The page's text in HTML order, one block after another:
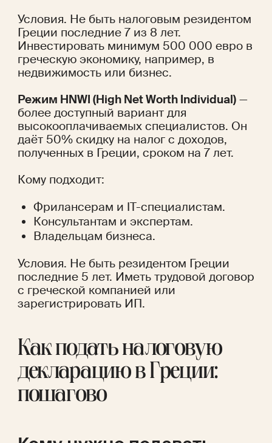
Условия. Не быть налоговым резидентом
Греции последние 7 из 8 лет.
Инвестировать минимум 500 000 евро в
греческую экономику, например, в
недвижимость или бизнес.
Режим HNWI (High Net Worth Individual) —
более доступный вариант для
высокооплачиваемых специалистов. Он
даёт 50% скидку на налог с доходов,
полученных в Греции, сроком на 7 лет.
Кому подходит:
Фрилансерам и IT-специалистам.
Консультантам и экспертам.
Владельцам бизнеса.
Условия. Не быть резидентом Греции
последние 5 лет. Иметь трудовой договор
с греческой компанией или
зарегистрировать ИП.
Как подать налоговую
декларацию в Греции:
пошагово